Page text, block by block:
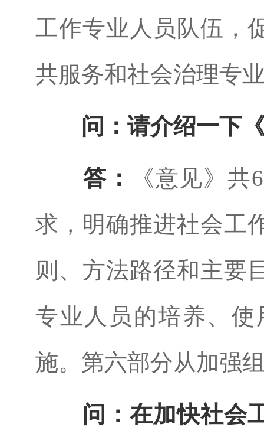
工作专业人员队伍，
共服务和社会治理专
问：请介绍一下
答：
《意见》
求，明确推进社会工
则、方法路径和主要
专业人员的培养、
施。第六部分从加强
问：在加快社会